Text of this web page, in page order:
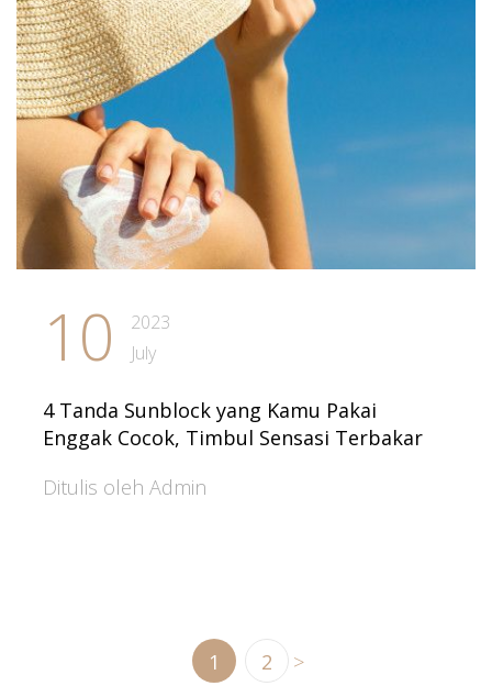
10
2023
July
4 Tanda Sunblock yang Kamu Pakai
Enggak Cocok, Timbul Sensasi Terbakar
Ditulis oleh Admin
1 2 >